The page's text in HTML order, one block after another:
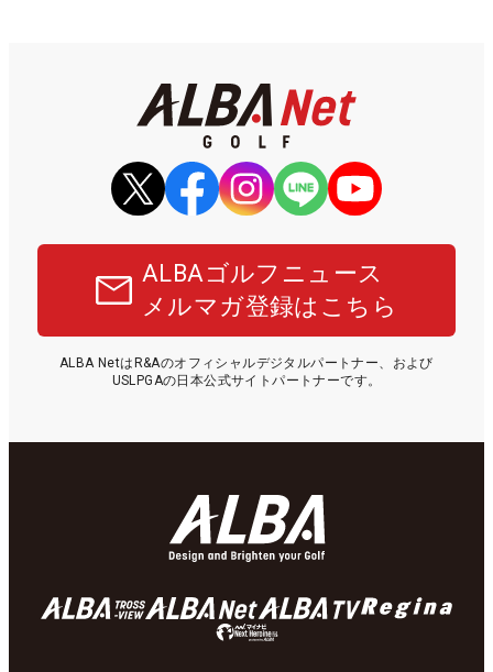
ALBAゴルフニュース
メルマガ登録はこちら
ALBA NetはR&Aのオフィシャルデジタルパートナー、および
USLPGAの日本公式サイトパートナーです。